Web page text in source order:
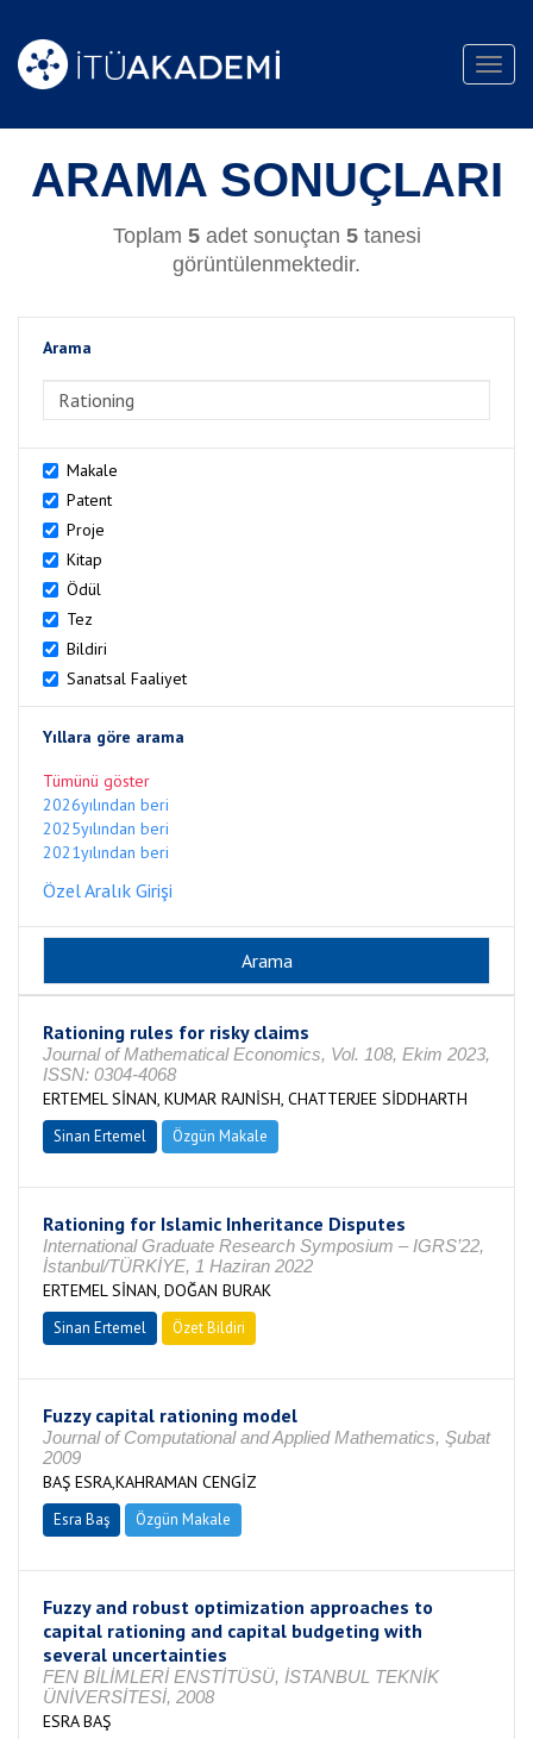
ARAMA SONUÇLARI
Toplam 5adet sonuçtan 5tanesi
görüntülenmektedir.
Arama
Makale
Patent
Proje
Kitap
Ödül
Tez
Bildiri
Sanatsal Faaliyet
Yıllara göre arama
Tümünü göster
2026yılından beri
2025yılından beri
2021yılından beri
Özel Aralık Girişi
Rationing rules for risky claims
Journal of Mathematical Economics, Vol. 108, Ekim 2023,
ISSN: 0304-4068
ERTEMEL SİNAN, KUMAR RAJNİSH, CHATTERJEE SİDDHARTH
Sinan Ertemel Özgün Makale
Rationing for Islamic Inheritance Disputes
International Graduate Research Symposium – IGRS’22,
İstanbul/TÜRKİYE, 1 Haziran 2022
ERTEMEL SİNAN, DOĞAN BURAK
Sinan Ertemel Özet Bildiri
Fuzzy capital rationing model
Journal of Computational and Applied Mathematics, Şubat
2009
BAŞ ESRA,KAHRAMAN CENGİZ
Esra Baş Özgün Makale
Fuzzy and robust optimization approaches to
capital rationing and capital budgeting with
several uncertainties
FEN BİLİMLERİ ENSTİTÜSÜ, İSTANBUL TEKNİK
ÜNİVERSİTESİ, 2008
ESRA BAŞ